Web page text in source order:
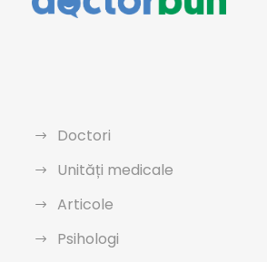
Doctori
Unități medicale
Articole
Psihologi